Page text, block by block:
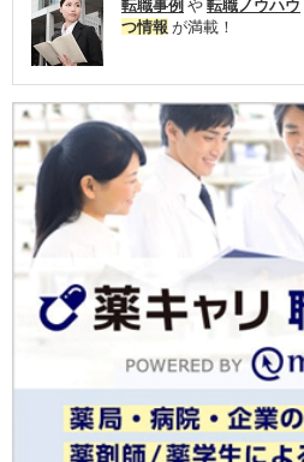
転職事例 や 転職ノウハウ
つ情報 が満載！